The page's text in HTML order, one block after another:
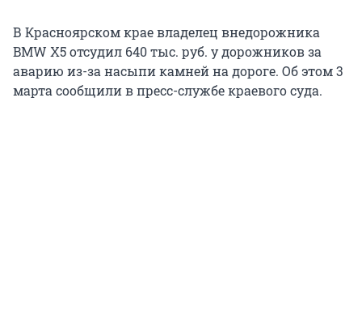
В Красноярском крае владелец внедорожника
BMW X5 отсудил 640 тыс. руб. у дорожников за
аварию из-за насыпи камней на дороге. Об этом 3
марта сообщили в пресс-службе краевого суда.